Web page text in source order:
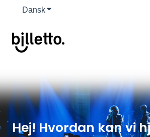
DanskVis undermenu for
Hej! Hvordan kan vi